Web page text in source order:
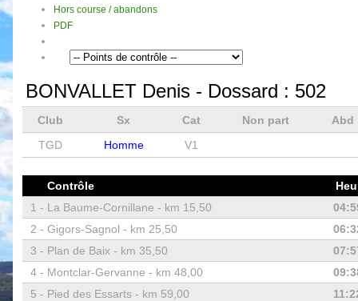
Hors course / abandons
PDF
BONVALLET Denis- Dossard : 502
Club Sx Cat Non part
Abd
TGD
Homme V1
Contrôle
1 - La Baume-Cornillane - km 15,50
2 - Gigors-Sagnol - km 25,50
3 - Plan de Baix - km 35,50
4 - Montclar-Gervanne - km 48,00
5 - Pied des Essarts - km 59,00